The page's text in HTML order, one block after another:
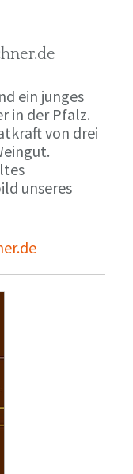
ein junges
in der Pfalz.
von drei
unseres